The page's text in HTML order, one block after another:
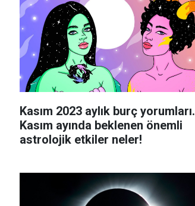
Kasım 2023 aylık burç yorumları.
Kasım ayında beklenen önemli
astrolojik etkiler neler!